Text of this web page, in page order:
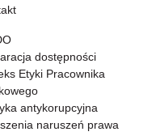
dostępności
Etyki Pracownika
antykorupcyjna
naruszeń prawa